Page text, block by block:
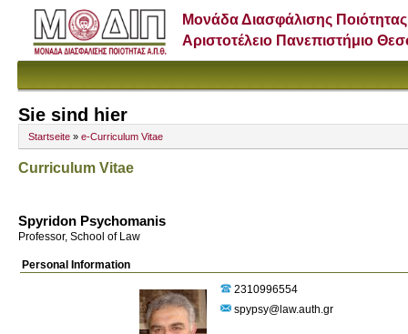
Μονάδα Διασφάλισης Ποιότητας
Αριστοτέλειο Πανεπιστήμιο
Sie sind hier
Startseite » e-Curriculum Vitae
Curriculum Vitae
Spyridon Psychomanis
Professor, School of Law
Personal Information
2310996554
spypsy@law.auth.gr